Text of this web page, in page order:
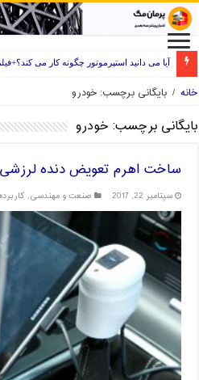
آیا می دانید استپرموتور چگونه کار می
راه های انتخاب فیلامنت خوب برای پرینتر سه
خانه / بایگانی برچسب: خودرو
بایگانی برچسب: خودرو
ساخت اهرم تعویض دنده لرزشی
سپتامبر 22, 2017 صنعت و مهندسی,